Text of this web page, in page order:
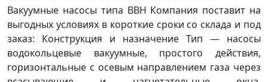
Вакуумные насосы типа ВВН Компания поставит на
выгодных условиях в короткие сроки со склада и под
заказ: Конструкция и назначение Тип — насосы
водокольцевые вакуумные, простого действия,
горизонтальные с осевым направлением газа через